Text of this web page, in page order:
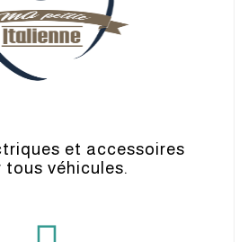
et accessoires
tous véhicules.